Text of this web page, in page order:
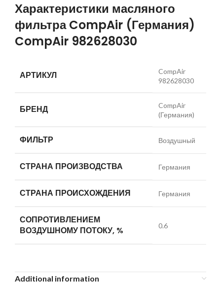
Характеристики масляного
фильтра CompAir (Германия)
CompAir 982628030
АРТИКУЛ
CompAir
982628030
БРЕНД
CompAir
(Германия)
ФИЛЬТР Воздушный
СТРАНА ПРОИЗВОДСТВА Германия
СТРАНА ПРОИСХОЖДЕНИЯ Германия
СОПРОТИВЛЕНИЕМ
ВОЗДУШНОМУ ПОТОКУ, %
0.6
Additional information